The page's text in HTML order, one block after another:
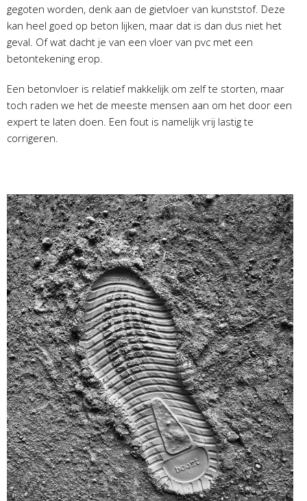
gegoten worden, denk aan de gietvloer van kunststof. Deze
kan heel goed op beton lijken, maar dat is dan dus niet het
geval. Of wat dacht je van een vloer van pvc met een
betontekening erop.
Een betonvloer is relatief makkelijk om zelf te storten, maar
toch raden we het de meeste mensen aan om het door een
expert te laten doen. Een fout is namelijk vrij lastig te
corrigeren.